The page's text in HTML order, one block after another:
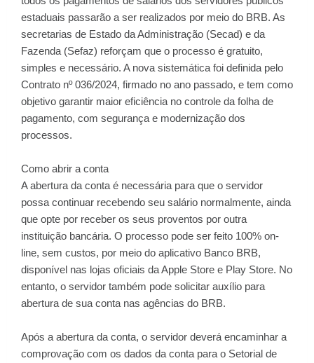
estaduais passarão a ser realizados por meio do BRB. As
secretarias de Estado da Administração (Secad) e da
Fazenda (Sefaz) reforçam que o processo é gratuito,
simples e necessário. A nova sistemática foi definida pelo
Contrato nº 036/2024, firmado no ano passado, e tem como
objetivo garantir maior eficiência no controle da folha de
pagamento, com segurança e modernização dos
processos.
Como abrir a conta
A abertura da conta é necessária para que o servidor
possa continuar recebendo seu salário normalmente, ainda
que opte por receber os seus proventos por outra
instituição bancária. O processo pode ser feito 100% on-
line, sem custos, por meio do aplicativo Banco BRB,
disponível nas lojas oficiais da Apple Store e Play Store. No
entanto, o servidor também pode solicitar auxílio para
abertura de sua conta nas agências do BRB.
Após a abertura da conta, o servidor deverá encaminhar a
comprovação com os dados da conta para o Setorial de